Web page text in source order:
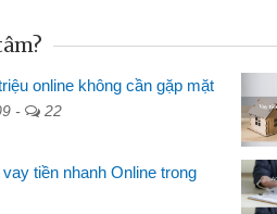
Mai Lan - Sinh viên
Tôi biết đến thông qua
sinh viên nên cần đóng tiền
thấy thủ tục nhanh gọn nên
online không cần gặp mặt
- 22
tiền nhanh Online trong